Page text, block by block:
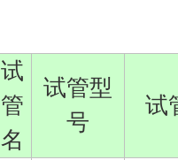
试
管
名
试管型
号
试